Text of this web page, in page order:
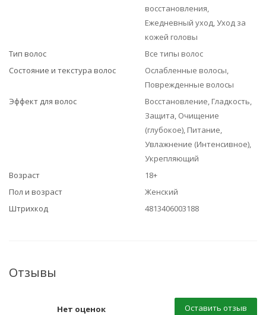
восстановления,
Ежедневный уход, Уход за
кожей головы
Тип волос
Все типы волос
Состояние и текстура волос
Ослабленные волосы,
Поврежденные волосы
Эффект для волос
Восстановление, Гладкость,
Защита, Очищение
(глубокое), Питание,
Увлажнение (Интенсивное),
Укрепляющий
Возраст
18+
Пол и возраст
Женский
Штрихкод
4813406003188
Отзывы
Нет оценок Оставить отзыв